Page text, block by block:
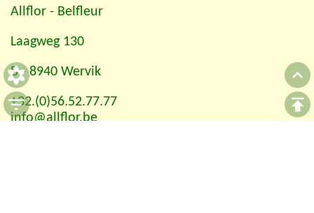
Allflor - Belfleur
Laagweg 130
B - 8940 Wervik
+32.(0)56.52.77.77
info@allflor.be